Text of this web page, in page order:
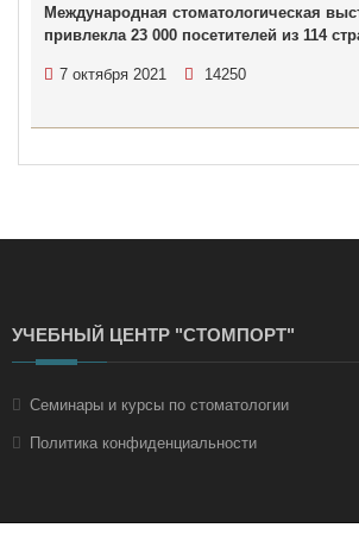
Международная стоматологическая
привлекла 23 000 посетителей из 114
7 октября 2021 14250
УЧЕБНЫЙ ЦЕНТР "СТОМПОРТ"
Семинары и курсы по стоматологии
Политика конфиденциальности